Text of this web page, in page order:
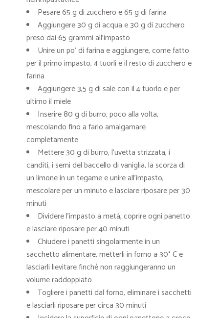
Pesare 65 g di zucchero e 65 g di farina
Aggiungere 30 g di acqua e 30 g di zucchero
preso dai 65 grammi all’impasto
Unire un po’ di farina e aggiungere, come fatto
per il primo impasto, 4 tuorli e il resto di zucchero e
farina
Aggiungere 3,5 g di sale con il 4 tuorlo e per
ultimo il miele
Inserire 80 g di burro, poco alla volta,
mescolando fino a farlo amalgamare
completamente
Mettere 30 g di burro, l’uvetta strizzata, i
canditi, i semi del baccello di vaniglia, la scorza di
un limone in un tegame e unire all’impasto,
mescolare per un minuto e lasciare riposare per 30
minuti
Dividere l’impasto a metà, coprire ogni panetto
e lasciare riposare per 40 minuti
Chiudere i panetti singolarmente in un
sacchetto alimentare, metterli in forno a 30° C e
lasciarli lievitare finché non raggiungeranno un
volume raddoppiato
Togliere i panetti dal forno, eliminare i sacchetti
e lasciarli riposare per circa 30 minuti